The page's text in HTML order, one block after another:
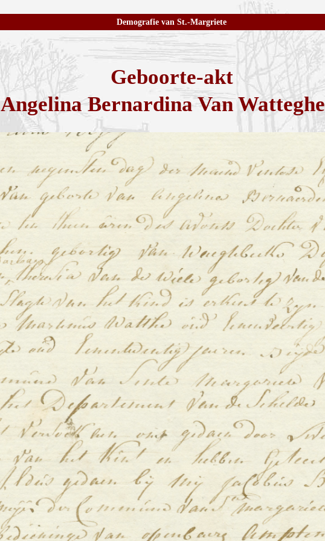
Demografie van St.-Margriete
Geboorte-akt
Angelina Bernardina Van